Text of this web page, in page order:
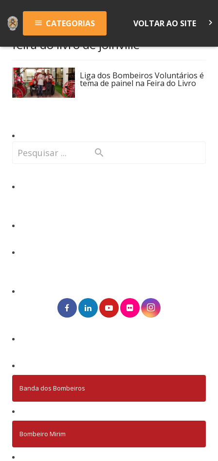
menu CATEGORIAS VOLTAR AO SITE keyboard_arrow_right
feira do livro de joinville
Liga dos Bombeiros Voluntários é
tema de painel na Feira do Livro
Banda dos Bombeiros
Bombeiro Mirim